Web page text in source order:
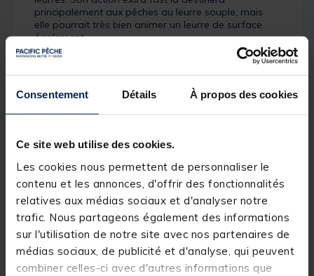
Consentement Détails À propos des cookies
Ce site web utilise des cookies.
Les cookies nous permettent de personnaliser le
contenu et les annonces, d'offrir des fonctionnalités
relatives aux médias sociaux et d'analyser notre
trafic. Nous partageons également des informations
sur l'utilisation de notre site avec nos partenaires de
médias sociaux, de publicité et d'analyse, qui peuvent
combiner celles-ci avec d'autres informations que
principalement aux pêches au leurre souple, mais
elle pourrait très bien animer un leurre de surface
également.
MAJOR CRAFT a créé cette série de cannes CEANA
pour permettre à un grand nombre de pêcheurs
d’utiliser des cannes montées avec des anneaux Fuji
plombée / en texan / en carolina / au jerkbait / au
possèdent une finition sobre et élégante très
tendance, noire vernie sur le talon et en carbone
apparent matte sur le scion. Compte tenu des
composants utilisés, de la finesse et de la justesse
des actions, de la qualité de la finition, vous vous
dites qu’il y a une erreur sur le prix lorsque vous
prenez une CEANA en main.
Caractéristiques :